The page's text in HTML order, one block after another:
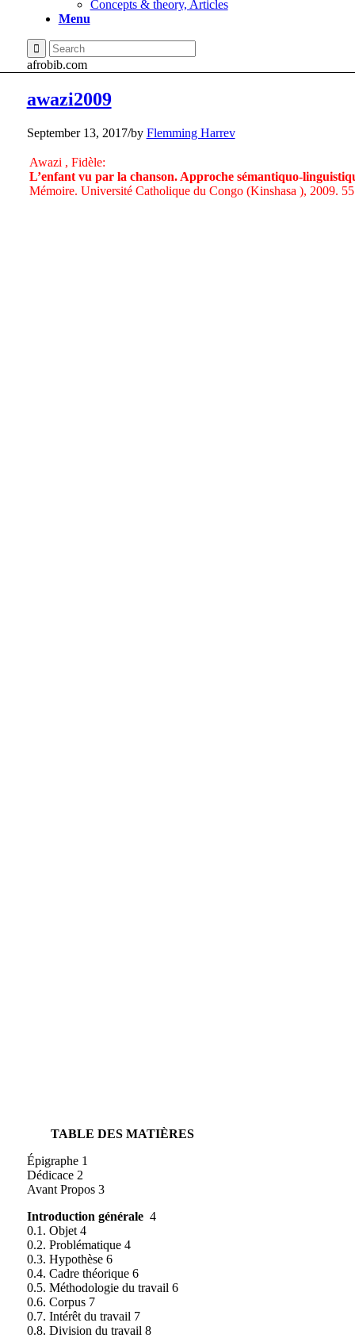
Concepts & theory, Articles
Menu
afrobib.com
awazi2009
September 13, 2017/by Flemming Harrev
Awazi , Fidèle:
L’enfant vu par la chanson. Approche sémantiquo-
Mémoire. Université Catholique du Congo (Kinshasa ), 2009.
TABLE DES MATIÈRES
Épigraphe 1
Dédicace 2
Avant Propos 3
Introduction générale 4
0.1. Objet 4
0.2. Problématique 4
0.3. Hypothèse 6
0.4. Cadre théorique 6
0.5. Méthodologie du travail 6
0.6. Corpus 7
0.7. Intérêt du travail 7
0.8. Division du travail 8